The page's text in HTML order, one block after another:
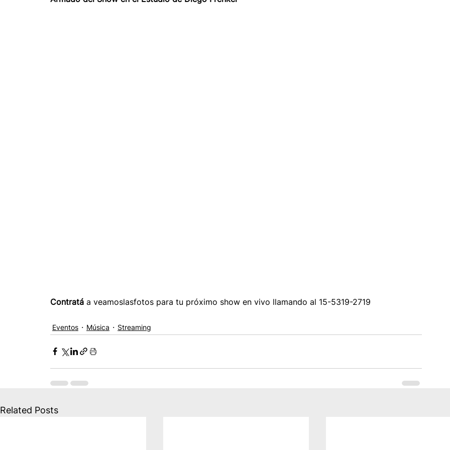
Contratá a veamoslasfotos para tu próximo show en vivo llamando al 15-5319-2719
Eventos Música Streaming
Related Posts